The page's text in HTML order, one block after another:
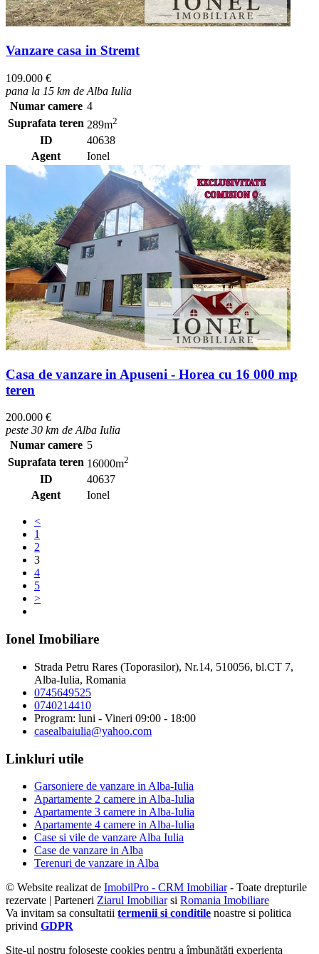
Vanzare casa in Stremt
109.000 €
pana la 15 km de Alba Iulia
Numar camere 4
Suprafata teren 289m2
ID
40638
Agent
Ionel
Casa de vanzare in Apuseni - Horea cu 16 000 mp
teren
200.000 €
peste 30 km de Alba Iulia
Numar camere 5
Suprafata teren 16000m2
ID
40637
Agent
Ionel
<
1
2
3
4
5
>
Ionel Imobiliare
Strada Petru Rares (Toporasilor), Nr.14, 510056, bl.CT 7,
Alba-Iulia, Romania
0745649525
0740214410
Program: luni - Vineri 09:00 - 18:00
casealbaiulia@yahoo.com
Linkluri utile
Garsoniere de vanzare in Alba-Iulia
Apartamente 2 camere in Alba-Iulia
Apartamente 3 camere in Alba-Iulia
Apartamente 4 camere in Alba-Iulia
Case si vile de vanzare Alba Iulia
Case de vanzare in Alba
Terenuri de vanzare in Alba
© Website realizat de ImobilPro - CRM Imobiliar- Toate drepturile
rezervate | Parteneri Ziarul Imobiliarsi Romania Imobiliare
Va invitam sa consultatii termenii si conditile noastre si politica
privind GDPR
Site-ul nostru foloseşte cookies pentru a îmbunătăţi experienţa